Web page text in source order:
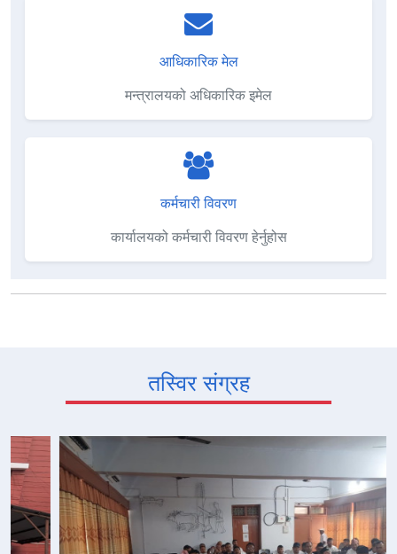
आधिकारिक मेल
मन्त्रालयको अधिकारिक इमेल
कर्मचारी विवरण
कार्यालयको कर्मचारी विवरण हेर्नुहोस
तस्विर संग्रह